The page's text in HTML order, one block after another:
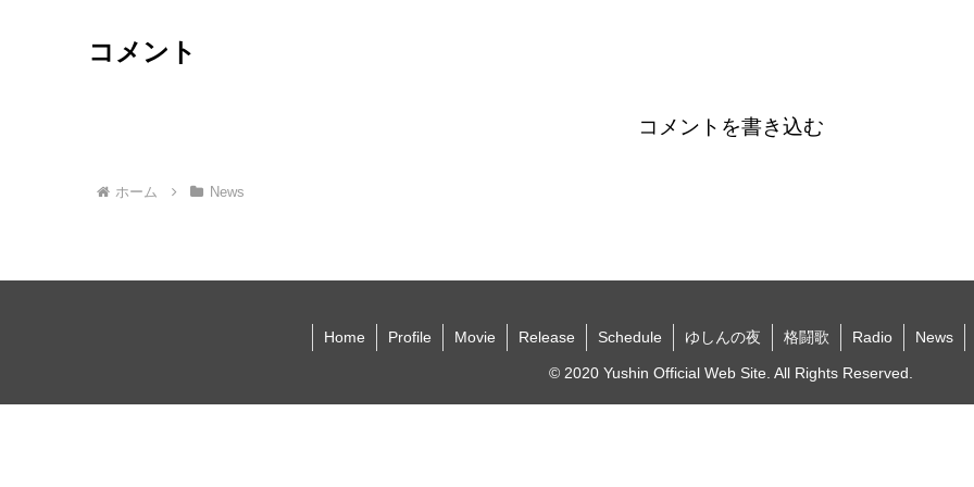
コメント
コメントを書き込む
ホーム News
Home Profile Movie Release Schedule ゆしんの夜 格闘歌 Radio News
© 2020 Yushin Official Web Site. All Rights Reserved.